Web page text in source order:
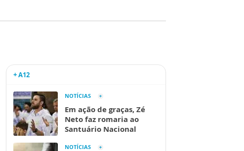
+ A12
NOTÍCIAS
Em ação de graças, Zé
Neto faz romaria ao
Santuário Nacional
NOTÍCIAS